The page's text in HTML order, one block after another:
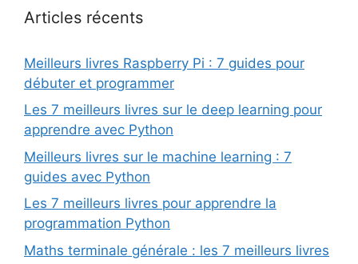
Articles récents
Meilleurs livres Raspberry Pi : 7 guides pour
débuter et programmer
Les 7 meilleurs livres sur le deep learning pour
apprendre avec Python
Meilleurs livres sur le machine learning : 7
guides avec Python
Les 7 meilleurs livres pour apprendre la
programmation Python
Maths terminale générale : les 7 meilleurs livres